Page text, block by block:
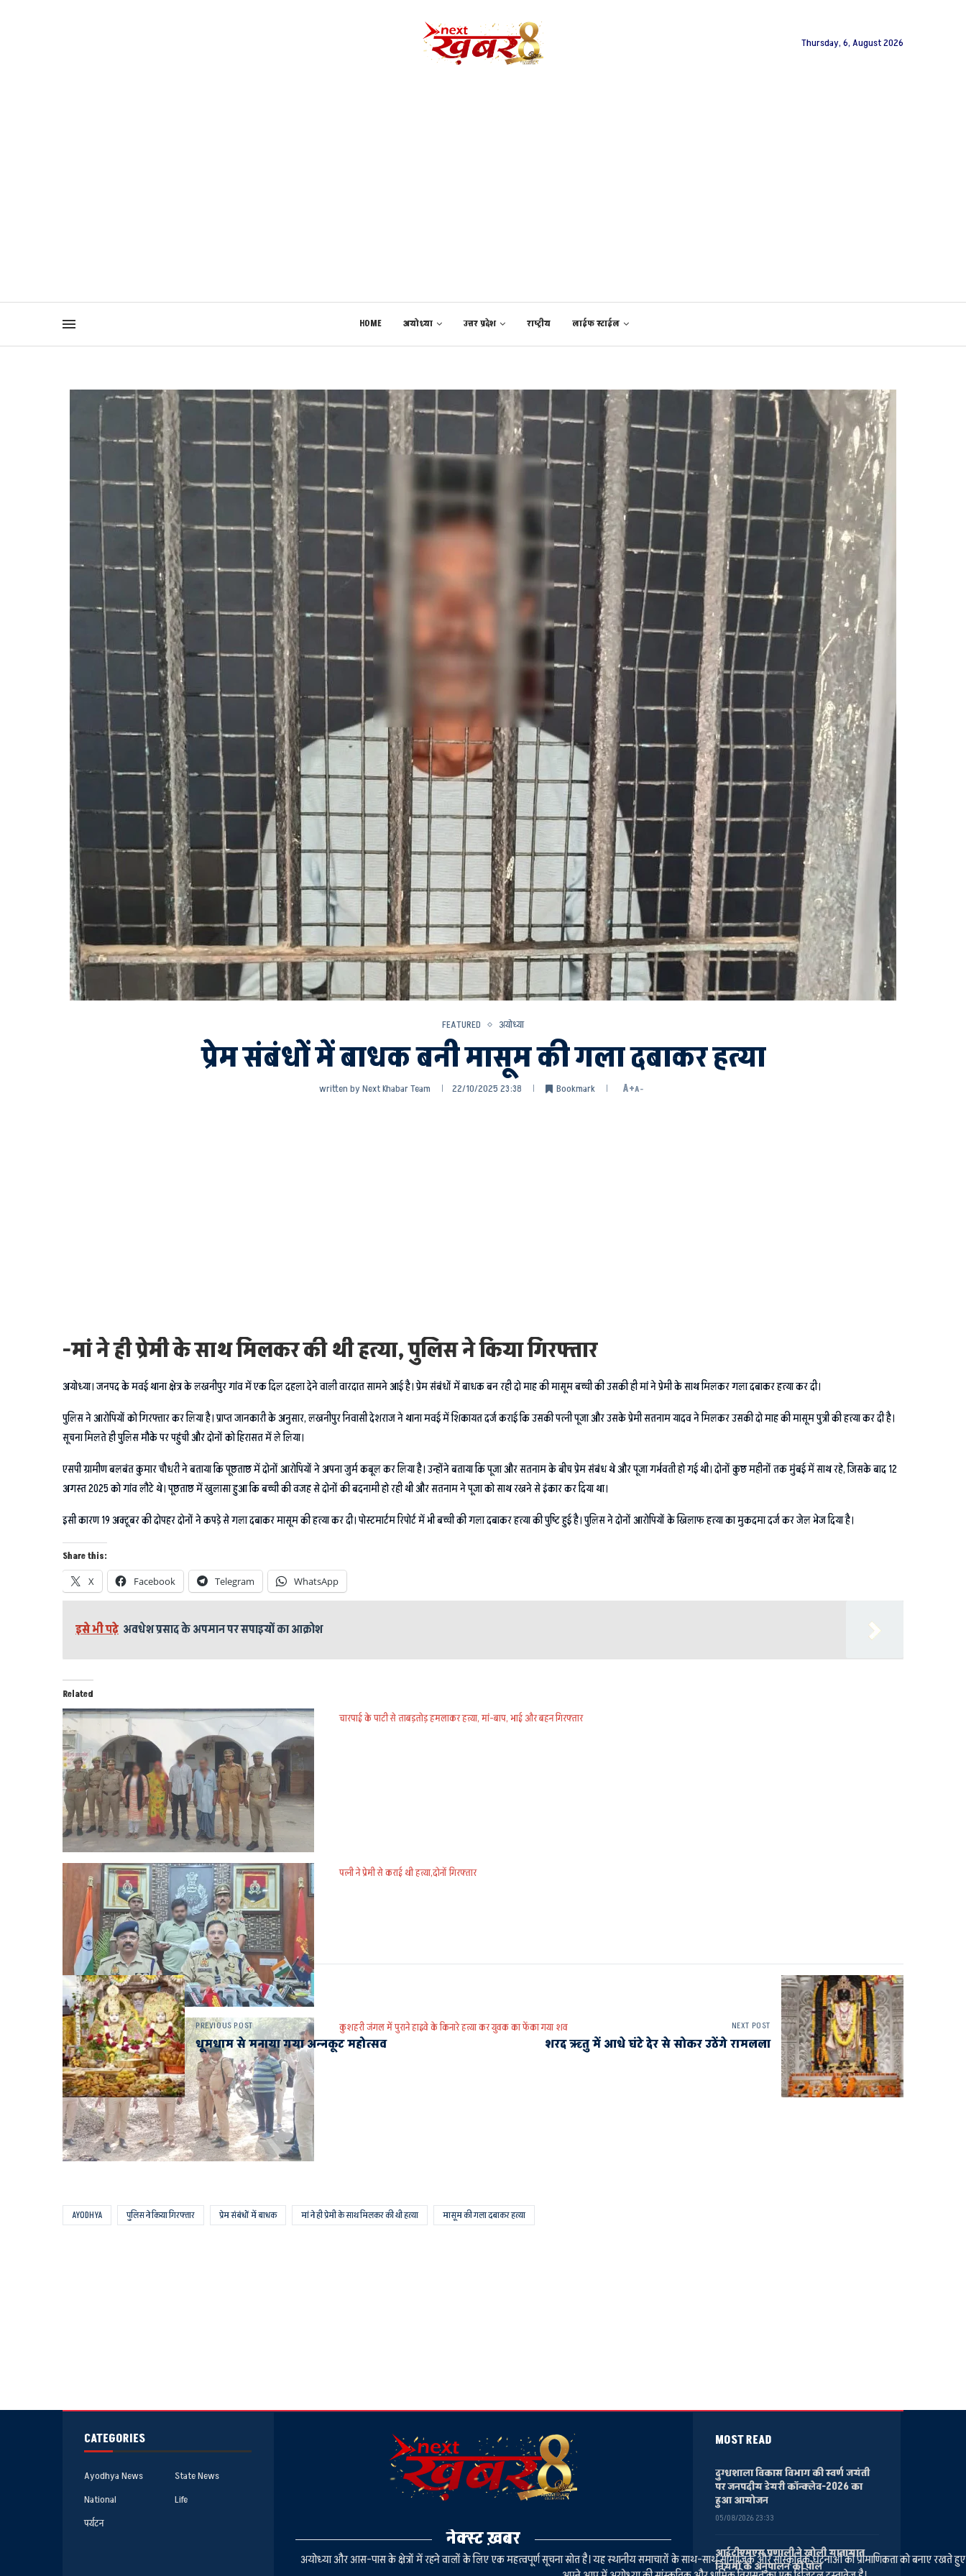
Thursday, 6, August 2026
HOME अयोध्या उत्तर प्रदेश राष्ट्रीय लाईफ स्टाईल
FEATURED अयोध्या
प्रेम संबंधों में बाधक बनी मासूम की गला दबाकर हत्या
written byNext Khabar Team 22/10/2025 23:38 Bookmark A+A-
-मां ने ही प्रेमी के साथ मिलकर की थी हत्या, पुलिस ने किया गिरफ्तार
अयोध्या। जनपद के मवई थाना क्षेत्र के लखनीपुर गांव में एक दिल दहला देने वाली वारदात सामने आई है। प्रेम संबंधों में बाधक बन रही दो माह की मासूम बच्ची की उसकी ही मां ने प्रेमी के साथ मिलकर गला दबाकर हत्या कर दी।
पुलिस ने आरोपियों को गिरफ्तार कर लिया है। प्राप्त जानकारी के अनुसार, लखनीपुर निवासी देशराज ने थाना मवई में शिकायत दर्ज कराई कि उसकी पत्नी पूजा और उसके प्रेमी सतनाम यादव ने मिलकर उसकी दो माह की मासूम पुत्री की हत्या कर दी है।
सूचना मिलते ही पुलिस मौके पर पहुंची और दोनों को हिरासत में ले लिया।
एसपी ग्रामीण बलबंत कुमार चौधरी ने बताया कि पूछताछ में दोनों आरोपियों ने अपना जुर्म कबूल कर लिया है। उन्होंने बताया कि पूजा और सतनाम के बीच प्रेम संबंध थे और पूजा गर्भवती हो गई थी। दोनों कुछ महीनों तक मुंबई में साथ रहे, जिसके बाद 12
अगस्त 2025 को गांव लौटे थे। पूछताछ में खुलासा हुआ कि बच्ची की वजह से दोनों की बदनामी हो रही थी और सतनाम ने पूजा को साथ रखने से इंकार कर दिया था।
इसी कारण 19 अक्टूबर की दोपहर दोनों ने कपड़े से गला दबाकर मासूम की हत्या कर दी। पोस्टमार्टम रिपोर्ट में भी बच्ची की गला दबाकर हत्या की पुष्टि हुई है। पुलिस ने दोनों आरोपियों के खिलाफ हत्या का मुकदमा दर्ज कर जेल भेज दिया है।
Share this:
X Facebook Telegram WhatsApp
इसे भी पढ़े अवधेश प्रसाद के अपमान पर सपाइयों का आक्रोश
Related
चारपाई के पाटी से ताबड़तोड़ हमलाकर हत्या, मां-बाप, भाई और बहन गिरफ्तार
पत्नी ने प्रेमी से कराई थी हत्या,दोनों गिरफ्तार
कुशहरी जंगल में पुराने हाइवे के किनारे हत्या कर युवक का फेंका गया शव
AYODHYA पुलिस ने किया गिरफ्तार प्रेम संबंधों में बाधक मां ने ही प्रेमी के साथ मिलकर की थी हत्या मासूम की गला दबाकर हत्या
PREVIOUS POST
धूमधाम से मनाया गया अन्नकूट महोत्सव
NEXT POST
शरद ऋतु में आधे घंटे देर से सोकर उठेंगे रामलला
CATEGORIES
Ayodhya News
State News
National
Life
पर्यटन
नेक्स्ट ख़बर
अयोध्या और आस-पास के क्षेत्रों में रहने वालों के लिए एक महत्वपूर्ण सूचना स्रोत है। यह स्थानीय समाचारों के साथ-साथ सामाजिक और सांस्कृतिक घटनाओं की प्रामाणिकता को बनाए रखते हुए
MOST READ
दुग्धशाला विकास विभाग की स्वर्ण जयंती
पर जनपदीय डेयरी कॉन्क्लेव-2026 का
हुआ आयोजन
05/08/2026 23:33
आईटीएमएस प्रणाली ने खोली यातायात
नियमों के अनुपालन की पोल